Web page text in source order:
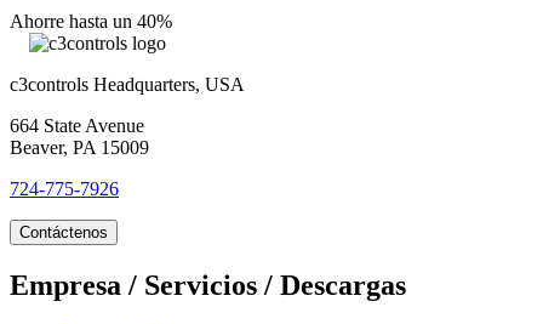
Ahorre hasta un 40%
c3controls Headquarters, USA
664 State Avenue
Beaver, PA 15009
724-775-7926
Contáctenos
Empresa / Servicios / Descargas